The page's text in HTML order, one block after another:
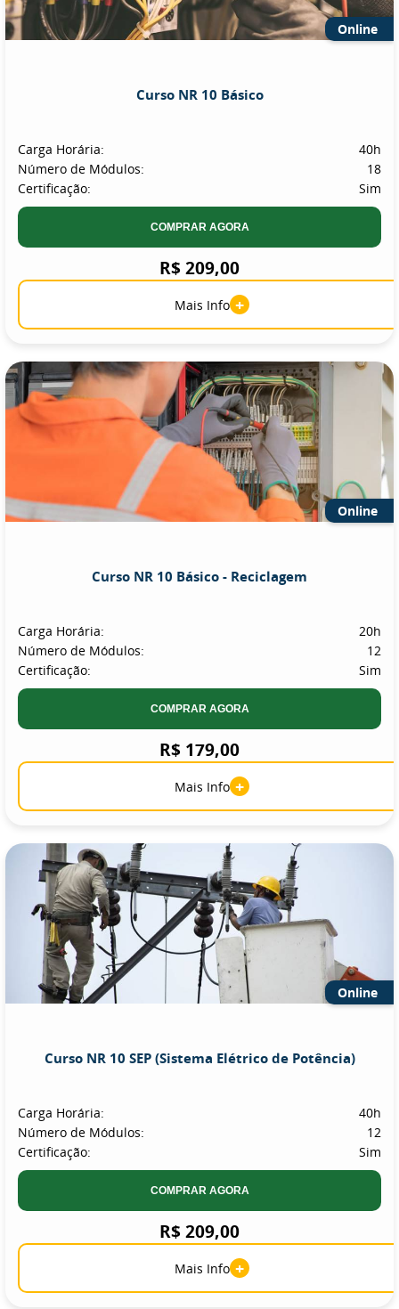
Online
Curso NR 10 Básico
Carga Horária:
40h
Número de Módulos:
18
Certificação:
Sim
COMPRAR AGORA
R$ 209,00
Mais Info +
Online
Curso NR 10 Básico - Reciclagem
Carga Horária:
20h
Número de Módulos:
12
Certificação:
Sim
COMPRAR AGORA
R$ 179,00
Mais Info +
Online
Curso NR 10 SEP (Sistema Elétrico de Potência)
Carga Horária:
40h
Número de Módulos:
12
Certificação:
Sim
COMPRAR AGORA
R$ 209,00
Mais Info +